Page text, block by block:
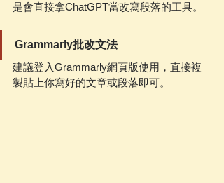
是會直接拿ChatGPT當改寫段落的工具。
Grammarly批改文法
建議登入Grammarly網頁版使用，直接複
製貼上你寫好的文章或段落即可。